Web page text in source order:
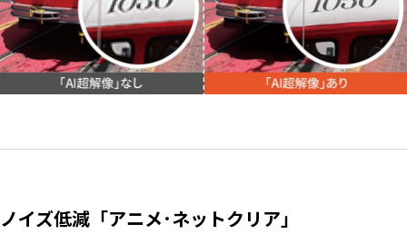
ノイズ低減「アニメ･ネットクリア」